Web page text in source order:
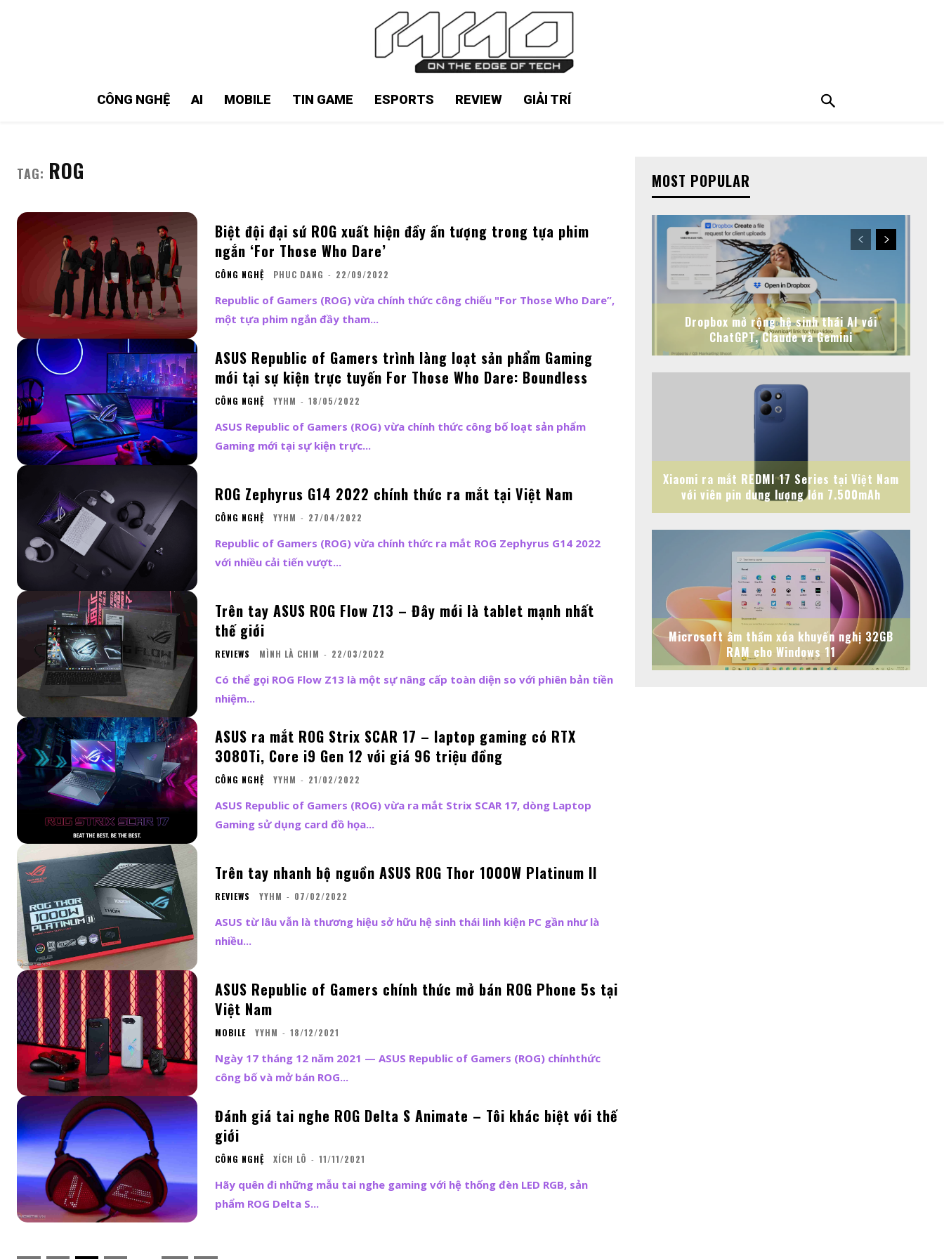
CÔNG NGHỆ AI MOBILE TIN GAME ESPORTS REVIEW GIẢI TRÍ
TAG: ROG
Biệt đội đại sứ ROG xuất hiện đầy ấn tượng trong tựa phim
ngắn ‘For Those Who Dare’
CÔNG NGHỆ PHUC DANG - 22/09/2022
Republic of Gamers (ROG) vừa chính thức công chiếu "For Those Who Dare”,
một tựa phim ngắn đầy tham...
ASUS Republic of Gamers trình làng loạt sản phẩm Gaming
mới tại sự kiện trực tuyến For Those Who Dare: Boundless
CÔNG NGHỆ YYHM - 18/05/2022
ASUS Republic of Gamers (ROG) vừa chính thức công bố loạt sản phẩm
Gaming mới tại sự kiện trực...
ROG Zephyrus G14 2022 chính thức ra mắt tại Việt Nam
CÔNG NGHỆ YYHM - 27/04/2022
Republic of Gamers (ROG) vừa chính thức ra mắt ROG Zephyrus G14 2022
với nhiều cải tiến vượt...
Trên tay ASUS ROG Flow Z13 – Đây mới là tablet mạnh nhất
thế giới
REVIEWS MÌNH LÀ CHIM - 22/03/2022
Có thể gọi ROG Flow Z13 là một sự nâng cấp toàn diện so với phiên bản tiền
nhiệm...
ASUS ra mắt ROG Strix SCAR 17 – laptop gaming có RTX
3080Ti, Core i9 Gen 12 với giá 96 triệu đồng
CÔNG NGHỆ YYHM - 21/02/2022
ASUS Republic of Gamers (ROG) vừa ra mắt Strix SCAR 17, dòng Laptop
Gaming sử dụng card đồ họa...
Trên tay nhanh bộ nguồn ASUS ROG Thor 1000W Platinum II
REVIEWS YYHM - 07/02/2022
ASUS từ lâu vẫn là thương hiệu sở hữu hệ sinh thái linh kiện PC gần như là
nhiều...
ASUS Republic of Gamers chính thức mở bán ROG Phone 5s tại
Việt Nam
MOBILE YYHM - 18/12/2021
Ngày 17 tháng 12 năm 2021 — ASUS Republic of Gamers (ROG) chínhthức
công bố và mở bán ROG...
Đánh giá tai nghe ROG Delta S Animate – Tôi khác biệt với thế
giới
CÔNG NGHỆ XÍCH LÔ - 11/11/2021
Hãy quên đi những mẫu tai nghe gaming với hệ thống đèn LED RGB, sản
phẩm ROG Delta S...
MOST POPULAR
Dropbox mở rộng hệ sinh thái AI với
ChatGPT, Claude và Gemini
Xiaomi ra mắt REDMI 17 Series tại Việt Nam
với viên pin dung lượng lớn 7.500mAh
Microsoft âm thầm xóa khuyến nghị 32GB
RAM cho Windows 11